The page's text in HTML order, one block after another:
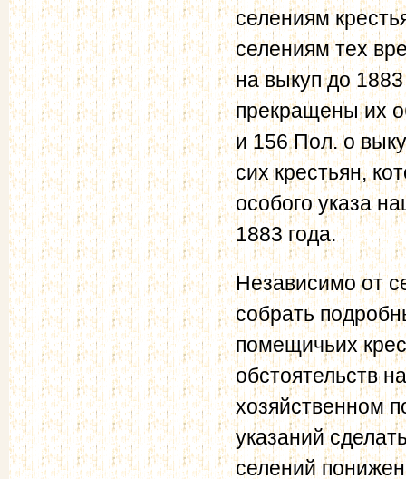
селениям
селениям тех
на выкуп до
прекращены их
и 156 Пол. о
сих крестьян,
особого указа
1883 года.
Независимо от
собрать
помещичьих
обстоятельств
хозяйственном
указаний
селений